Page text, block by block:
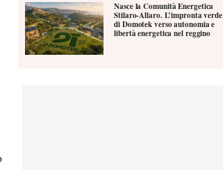
Nasce la Comunità Energetica
Stilaro-Allaro. L’impronta verde
di Domotek verso autonomia e
libertà energetica nel reggino